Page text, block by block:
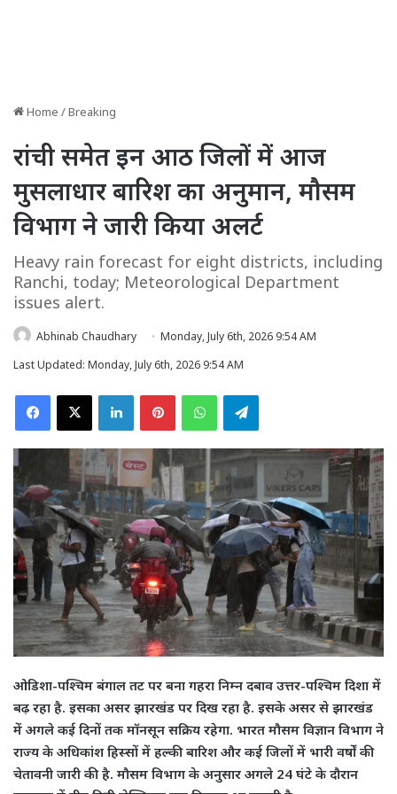
Home /Breaking
रांची समेत इन आठ जिलों में आज
मुसलाधार बारिश का अनुमान, मौसम
विभाग ने जारी किया अलर्ट
Heavy rain forecast for eight districts, including
Ranchi, today; Meteorological Department
issues alert.
Abhinab Chaudhary
Monday, July 6th, 2026 9:54 AM
Last Updated: Monday, July 6th, 2026 9:54 AM
Facebook
X LinkedInPinterestWhatsAppTelegram
ओडिशा-पश्चिम बंगाल तट पर बना गहरा निम्न दबाव उत्तर-पश्चिम दिशा में
बढ़ रहा है. इसका असर झारखंड पर दिख रहा है. इसके असर से झारखंड
में अगले कई दिनों तक मॉनसून सक्रिय रहेगा. भारत मौसम विज्ञान विभाग ने
राज्य के अधिकांश हिस्सों में हल्की बारिश और कई जिलों में भारी वर्षों की
चेतावनी जारी की है. मौसम विभाग के अनुसार अगले 24 घंटे के दौरान